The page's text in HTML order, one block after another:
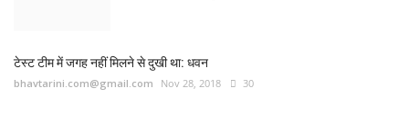
खेल
टेस्ट टीम में जगह नहीं मिलने से दुखी था: धवन
bhavtarini.com@gmail.com Nov 28, 2018 30